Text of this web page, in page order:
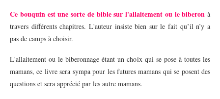
Ce bouquin est une sorte de bible sur l'allaitement ou le biberon à
travers différents chapitres. L'auteur insiste bien sur le fait qu’il n’y a
pas de camps à choisir.
L'allaitement ou le biberonnage étant un choix qui se pose à toutes les
mamans, ce livre sera sympa pour les futures mamans qui se posent des
questions et sera apprécié par les autre mamans.